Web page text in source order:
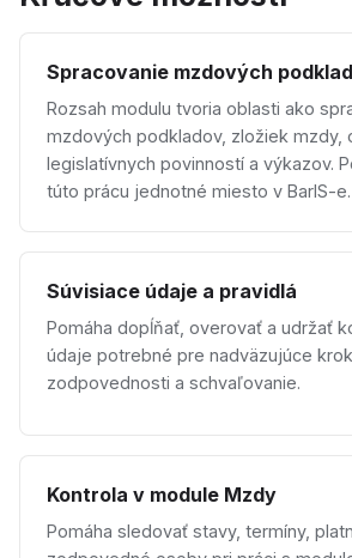
Spracovanie mzdových
Rozsah modulu tvoria oblasti ako
mzdových podkladov, zložiek mzdy,
legislatívnych povinností a výkazov.
túto prácu jednotné miesto v BarIS-e.
Súvisiace údaje a pravidlá
Pomáha dopĺňať, overovať a udržať
údaje potrebné pre nadväzujúce
zodpovednosti a schvaľovanie.
Kontrola v module Mzdy
Pomáha sledovať stavy, termíny,